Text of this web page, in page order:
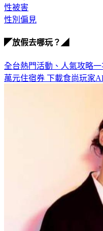
性別偏見
萬元住宿券下載食尚玩家